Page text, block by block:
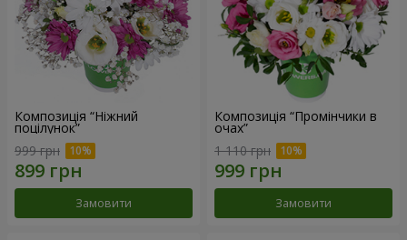
Композиція “Ніжний
поцілунок”
999 грн
Замовити
Композиція “Промінчики в
очах”
1 110 грн
Замовити